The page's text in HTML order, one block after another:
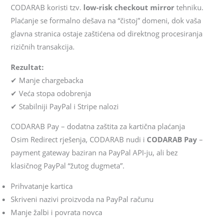
CODARAB koristi tzv. low-risk checkout mirror tehniku.
Plaćanje se formalno dešava na “čistoj” domeni, dok vaša
glavna stranica ostaje zaštićena od direktnog procesiranja
rizičnih transakcija.
Rezultat:
✔ Manje chargebacka
✔ Veća stopa odobrenja
✔ Stabilniji PayPal i Stripe nalozi
CODARAB Pay – dodatna zaštita za kartična plaćanja
Osim Redirect rješenja, CODARAB nudi i CODARAB Pay –
payment gateway baziran na PayPal API-ju, ali bez
klasičnog PayPal “žutog dugmeta”.
Prihvatanje kartica
Skriveni nazivi proizvoda na PayPal računu
Manje žalbi i povrata novca